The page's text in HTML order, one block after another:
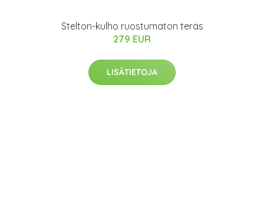
Stelton-kulho ruostumaton teräs
279 EUR
LISÄTIETOJA